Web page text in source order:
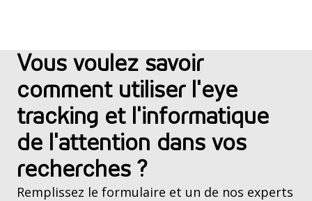
Vous voulez savoir
comment utiliser l'eye
tracking et l'informatique
de l'attention dans vos
recherches ?
Remplissez le formulaire et un de nos experts